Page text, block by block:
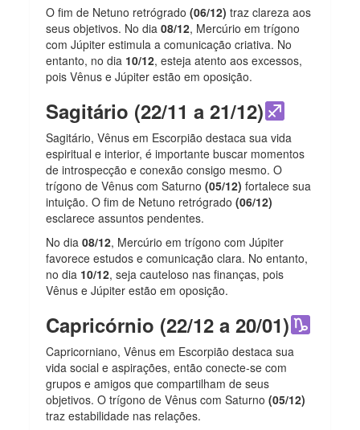
O fim de Netuno retrógrado(06/12) traz clareza aos
seus objetivos. No dia08/12, Mercúrio em trígono
com Júpiter estimula a comunicação criativa. No
entanto, no dia 10/12, esteja atento aos excessos,
pois Vênus e Júpiter estão em oposição.
Sagitário (22/11 a 21/12)
Sagitário, Vênus em Escorpião destaca sua vida
espiritual e interior, é importante buscar momentos
de introspecção e conexão consigo mesmo. O
trígono de Vênus com Saturno(05/12) fortalece sua
intuição. O fim de Netuno retrógrado(06/12)
esclarece assuntos pendentes.
No dia 08/12, Mercúrio em trígono com Júpiter
favorece estudos e comunicação clara. No entanto,
no dia 10/12, seja cauteloso nas finanças, pois
Vênus e Júpiter estão em oposição.
Capricórnio (22/12 a 20/01)
Capricorniano, Vênus em Escorpião destaca sua
vida social e aspirações, então conecte-se com
grupos e amigos que compartilham de seus
objetivos. O trígono de Vênus com Saturno(05/12)
traz estabilidade nas relações.